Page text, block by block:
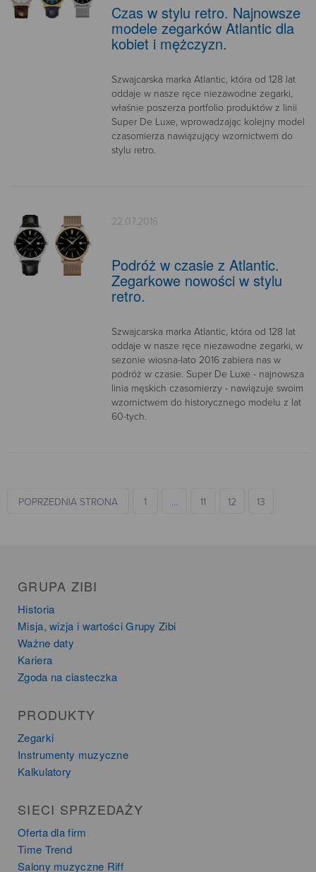
Czas w stylu retro. Najnowsze
modele zegarków Atlantic dla
kobiet i mężczyzn.
Szwajcarska marka Atlantic, która od 128 lat
oddaje w nasze ręce niezawodne zegarki,
właśnie poszerza portfolio produktów z linii
Super De Luxe, wprowadzając kolejny model
czasomierza nawiązujący wzornictwem do
stylu retro.
22.07.2016
Podróż w czasie z Atlantic.
Zegarkowe nowości w stylu
retro.
Szwajcarska marka Atlantic, która od 128 lat
oddaje w nasze ręce niezawodne zegarki, w
sezonie wiosna-lato 2016 zabiera nas w
podróż w czasie. Super De Luxe - najnowsza
linia męskich czasomierzy - nawiązuje swoim
wzornictwem do historycznego modelu z lat
60-tych.
POPRZEDNIA STRONA 1 … 11 12 13
GRUPA ZIBI
Historia
Misja, wizja i wartości Grupy Zibi
Ważne daty
Kariera
Zgoda na ciasteczka
PRODUKTY
Zegarki
Instrumenty muzyczne
Kalkulatory
SIECI SPRZEDAŻY
Oferta dla firm
Time Trend
Salony muzyczne Riff